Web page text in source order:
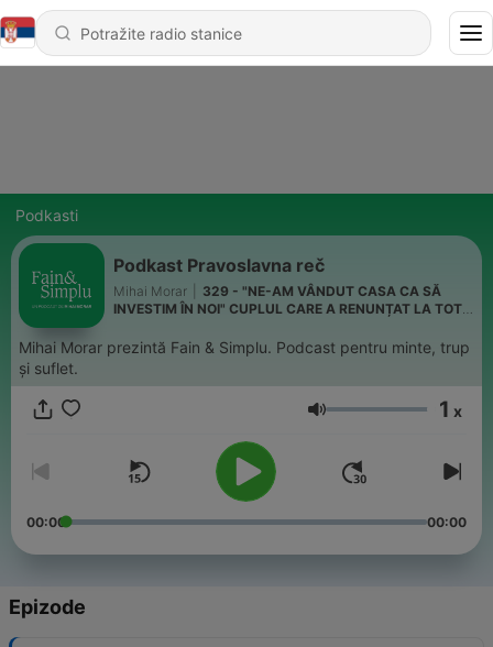
Podkasti
Podkast Pravoslavna reč
Mihai Morar
329 - "NE-AM VÂNDUT CASA CA SĂ
INVESTIM ÎN NOI" CUPLUL CARE A RENUNȚAT LA TOT
Mihai Morar prezintă Fain & Simplu. Podcast pentru minte, trup
și suflet.
Jačina zvuka 1 x
00:00 00:00
Epizode